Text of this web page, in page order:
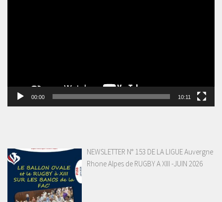
00:00 10:11
NEWSLETTER N° 153 DE LA LIGUE Auvergne
Rhone Alpes de RUGBY A XIII -JUIN 2026